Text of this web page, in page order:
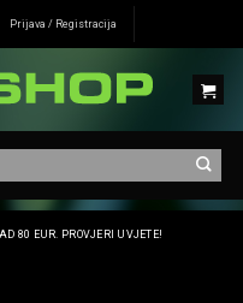
Prijava / Registracija
80 EUR. PROVJERI UVJETE!